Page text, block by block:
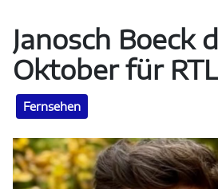
Janosch Boeck
Oktober für
Fernsehen